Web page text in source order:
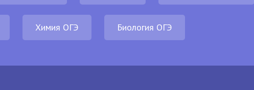
Химия ОГЭ Биология ОГЭ